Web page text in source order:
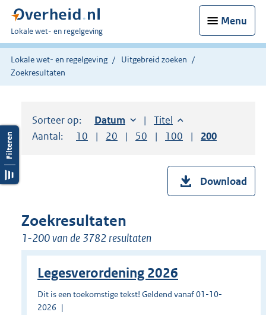
Menu
U
bent
hier:
Lokale wet- en regelgeving
Lokale wet- en regelgeving
Uitgebreid zoeken
Zoekresultaten
Sorteer op: Sorteer op:
Datum oplopendSorteer op:
Titel oplopend
Aantal:
Toon
10 resultaten per pagina
Toon
20 resultaten per pagina
Toon
50 resultaten per pagina
Toon
100 resultaten per
Toon
200
Download
Zoekresultaten
1-200 van de 3782 resultaten
Legesverordening 2026
Dit is een toekomstige tekst! Geldend vanaf 01-10-
2026